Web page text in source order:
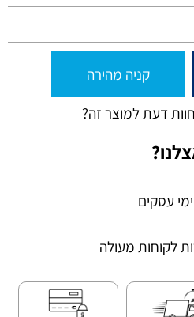
קניה מהירה
דעת למוצר זה?
עסקים
לקוחות מעולה